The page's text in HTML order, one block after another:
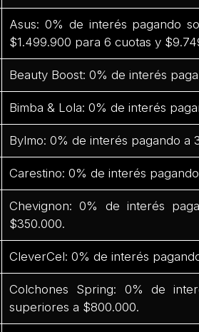
Asus: 0% de interés pagando
$1.499.900 para 6 cuotas y
Beauty Boost: 0% de interés
Bimba & Lola: 0% de interés
Bylmo: 0% de interés pagando a
Carestino: 0% de interés
Chevignon: 0% de interés
$350.000.
CleverCel: 0% de interés
Colchones Spring: 0% de
superiores a $800.000.